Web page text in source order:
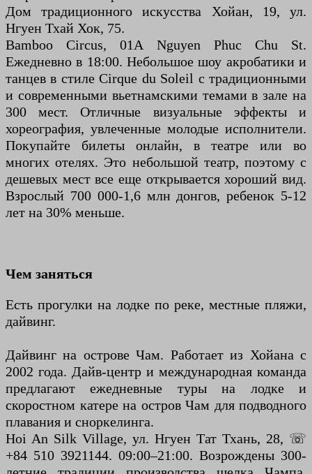
Дом традиционного искусства Хойан, 19, ул.
Нгуен Тхай Хок, 75.
Bamboo Circus, 01A Nguyen Phuc Chu St.
Ежедневно в 18:00. Небольшое шоу акробатики и
танцев в стиле Cirque du Soleil с традиционными
и современными вьетнамскими темами в зале на
300 мест. Отличные визуальные эффекты и
хореография, увлеченные молодые исполнители.
Покупайте билеты онлайн, в театре или во
многих отелях. Это небольшой театр, поэтому с
дешевых мест все еще открывается хороший вид.
Взрослый 700 000-1,6 млн донгов, ребенок 5-12
лет на 30% меньше.
Чем заняться
Есть прогулки на лодке по реке, местные пляжи,
дайвинг.
Дайвинг на острове Чам. Работает из Хойана с
2002 года. Дайв-центр и международная команда
предлагают ежедневные туры на лодке и
скоростном катере на остров Чам для подводного
плавания и сноркелинга.
Hoi An Silk Village, ул. Нгуен Тат Тхань, 28, ☏
+84 510 3921144. 09:00–21:00. Возрождены 300-